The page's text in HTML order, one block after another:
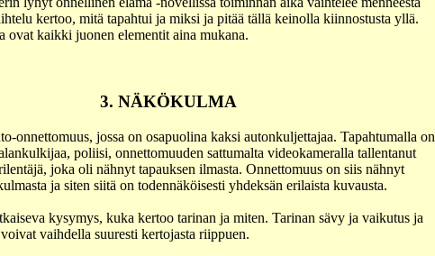
kertoo, mitä tapahtui ja miksi ja pitää tällä keinolla kiinnostusta yllä.
ovat kaikki juonen elementit aina mukana.
3. NÄKÖKULMA
onnettomuus, jossa on osapuolina kaksi autonkuljettajaa. Tapahtumalla on
poliisi, onnettomuuden sattumalta videokameralla tallentanut
joka oli nähnyt tapauksen ilmasta. Onnettomuus on siis nähnyt
ja siten siitä on todennäköisesti yhdeksän erilaista kuvausta.
kysymys, kuka kertoo tarinan ja miten. Tarinan sävy ja vaikutus ja
vaihdella suuresti kertojasta riippuen.